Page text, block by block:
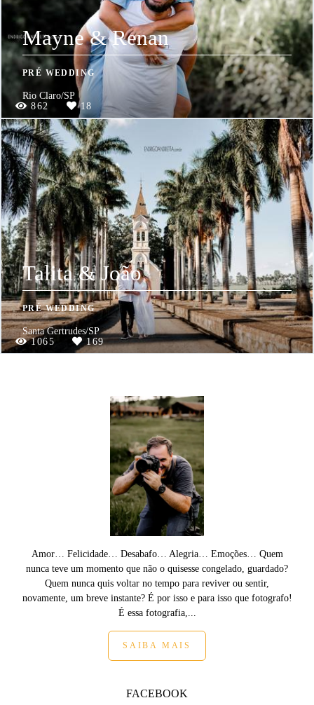
Mayne & Renan
PRÉ WEDDING
Rio Claro/SP
862
18
Talita & João
PRÉ WEDDING
Santa Gertrudes/SP
1065
169
Amor… Felicidade… Desabafo… Alegria… Emoções… Quem
nunca teve um momento que não o quisesse congelado, guardado?
Quem nunca quis voltar no tempo para reviver ou sentir,
novamente, um breve instante? É por isso e para isso que fotografo!
É essa fotografia,...
SAIBA MAIS
FACEBOOK